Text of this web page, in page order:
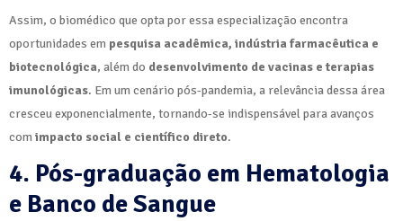
Assim, o biomédico que opta por essa especialização encontra
oportunidades em pesquisa acadêmica, indústria farmacêutica e
biotecnológica, além do desenvolvimento de vacinas e terapias
imunológicas. Em um cenário pós-pandemia, a relevância dessa área
cresceu exponencialmente, tornando-se indispensável para avanços
comimpacto social e científico direto.
4. Pós-graduação em Hematologia
e Banco de Sangue